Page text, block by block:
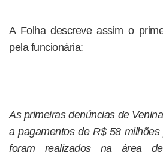
A Folha descreve assim o
pela funcionária:
As primeiras denúncias de
a pagamentos de R$ 58
foram realizados na área